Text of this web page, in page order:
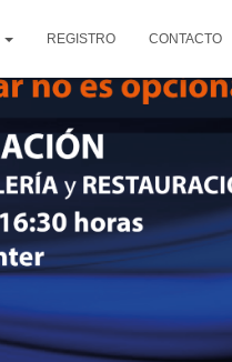
REGISTRO CONTACTO